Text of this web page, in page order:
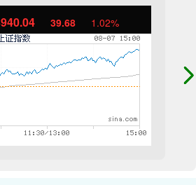
39.68 1.02%